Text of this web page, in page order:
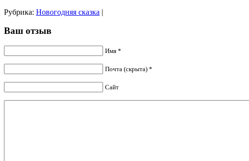
Рубрика: Новогодняя сказка |
Ваш отзыв
Имя *
Почта (скрыта) *
Сайт